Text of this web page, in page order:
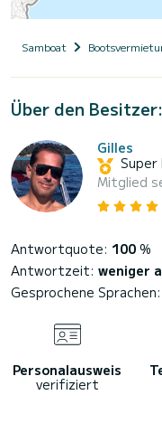
Samboat
Über den
Gilles
Super
Mitglied
Antwortquote: 100 %
Antwortzeit: weniger
Gesprochene Sprachen:
Personalausweis
verifiziert